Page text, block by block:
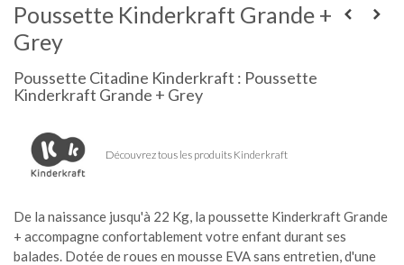
Poussette Kinderkraft Grande +
Grey
Poussette Citadine Kinderkraft : Poussette
Kinderkraft Grande + Grey
Découvrez tous les produits Kinderkraft
De la naissance jusqu'à 22 Kg, la poussette Kinderkraft Grande
+ accompagne confortablement votre enfant durant ses
balades. Dotée de roues en mousse EVA sans entretien, d'une